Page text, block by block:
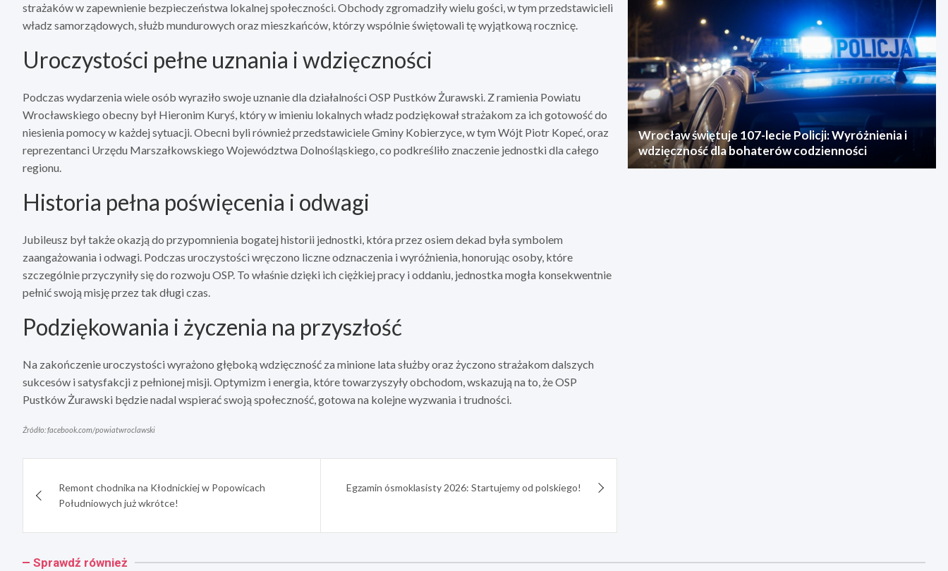
strażaków w zapewnienie bezpieczeństwa lokalnej społeczności. Obchody zgromadziły wielu gości, w tym przedstawicieli
władz samorządowych, służb mundurowych oraz mieszkańców, którzy wspólnie świętowali tę wyjątkową rocznicę.
Uroczystości pełne uznania i wdzięczności
Podczas wydarzenia wiele osób wyraziło swoje uznanie dla działalności OSP Pustków Żurawski. Z ramienia Powiatu
Wrocławskiego obecny był Hieronim Kuryś, który w imieniu lokalnych władz podziękował strażakom za ich gotowość do
niesienia pomocy w każdej sytuacji. Obecni byli również przedstawiciele Gminy Kobierzyce, w tym Wójt Piotr Kopeć, oraz
reprezentanci Urzędu Marszałkowskiego Województwa Dolnośląskiego, co podkreśliło znaczenie jednostki dla całego
regionu.
Historia pełna poświęcenia i odwagi
Jubileusz był także okazją do przypomnienia bogatej historii jednostki, która przez osiem dekad była symbolem
zaangażowania i odwagi. Podczas uroczystości wręczono liczne odznaczenia i wyróżnienia, honorując osoby, które
szczególnie przyczyniły się do rozwoju OSP. To właśnie dzięki ich ciężkiej pracy i oddaniu, jednostka mogła konsekwentnie
pełnić swoją misję przez tak długi czas.
Podziękowania i życzenia na przyszłość
Na zakończenie uroczystości wyrażono głęboką wdzięczność za minione lata służby oraz życzono strażakom dalszych
sukcesów i satysfakcji z pełnionej misji. Optymizm i energia, które towarzyszyły obchodom, wskazują na to, że OSP
Pustków Żurawski będzie nadal wspierać swoją społeczność, gotowa na kolejne wyzwania i trudności.
Źródło: facebook.com/powiatwroclawski
wpisuRemont chodnika na Kłodnickiej w Popowicach
Południowych już wkrótce!
Egzamin ósmoklasisty 2026: Startujemy od polskiego!
Wrocław świętuje 107-lecie Policji: Wyróżnienia i
wdzięczność dla bohaterów codzienności
Sprawdź również